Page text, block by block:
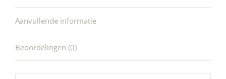
Aanvullende informatie
Beoordelingen (0)